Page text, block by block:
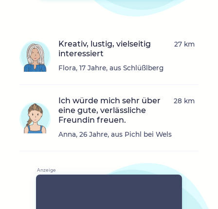
Kreativ, lustig, vielseitig
interessiert
Flora, 17 Jahre, aus Schlüßlberg
27 km
Ich würde mich sehr über
eine gute, verlässliche
Freundin freuen.
Anna, 26 Jahre, aus Pichl bei Wels
28 km